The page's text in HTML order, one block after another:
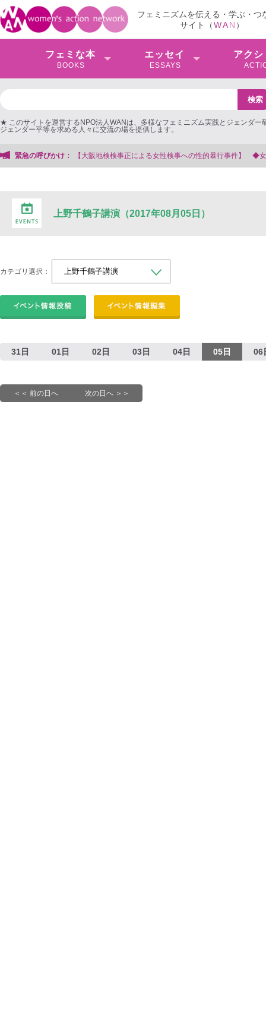
フェミニズムを伝える・学ぶ・つ
サイト（WAN ）
フェミな本
BOOKS
エッセイ
ESSAYS
アクシ
★ このサイトを運営するNPO法人WANは、多様なフェミニズム実践とジェンダー
ジェンダー平等を求める人々に交流の場を提供します。
緊急の呼びかけ：
地検検事正による女性検事への性的暴行事件】 ◆女性検事を支援する会事務局
上野千鶴子講演（2017年08月05日）
カテゴリ選択：
31日 01日 02日 03日 04日 05日 06
＜＜ 前の日へ 次の日へ ＞＞